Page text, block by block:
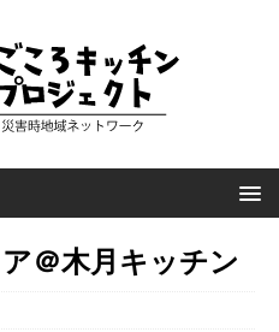
＠木月キッチン